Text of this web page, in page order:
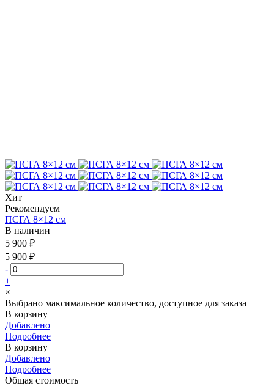
Хит
Рекомендуем
ПСГА 8×12 см
В наличии
5 900 ₽
5 900 ₽
-
+
×
Выбрано максимальное количество, доступное для заказа
В корзину
Добавлено
Подробнее
В корзину
Добавлено
Подробнее
Общая стоимость